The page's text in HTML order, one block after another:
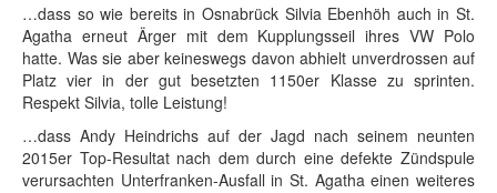
…dass so wie bereits in Osnabrück Silvia Ebenhöh auch in St.
Agatha erneut Ärger mit dem Kupplungsseil ihres VW Polo
hatte. Was sie aber keineswegs davon abhielt unverdrossen auf
Platz vier in der gut besetzten 1150er Klasse zu sprinten.
Respekt Silvia, tolle Leistung!
…dass Andy Heindrichs auf der Jagd nach seinem neunten
2015er Top-Resultat nach dem durch eine defekte Zündspule
verursachten Unterfranken-Ausfall in St. Agatha einen weiteres